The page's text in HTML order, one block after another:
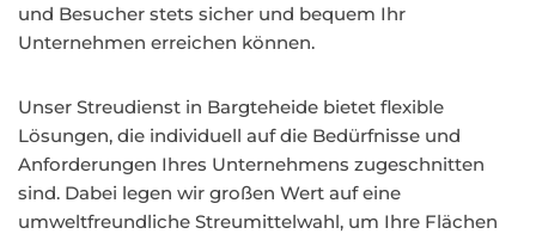
und Besucher stets sicher und bequem Ihr
Unternehmen erreichen können.
Unser Streudienst in Bargteheide bietet flexible
Lösungen, die individuell auf die Bedürfnisse und
Anforderungen Ihres Unternehmens zugeschnitten
sind. Dabei legen wir großen Wert auf eine
umweltfreundliche Streumittelwahl, um Ihre Flächen